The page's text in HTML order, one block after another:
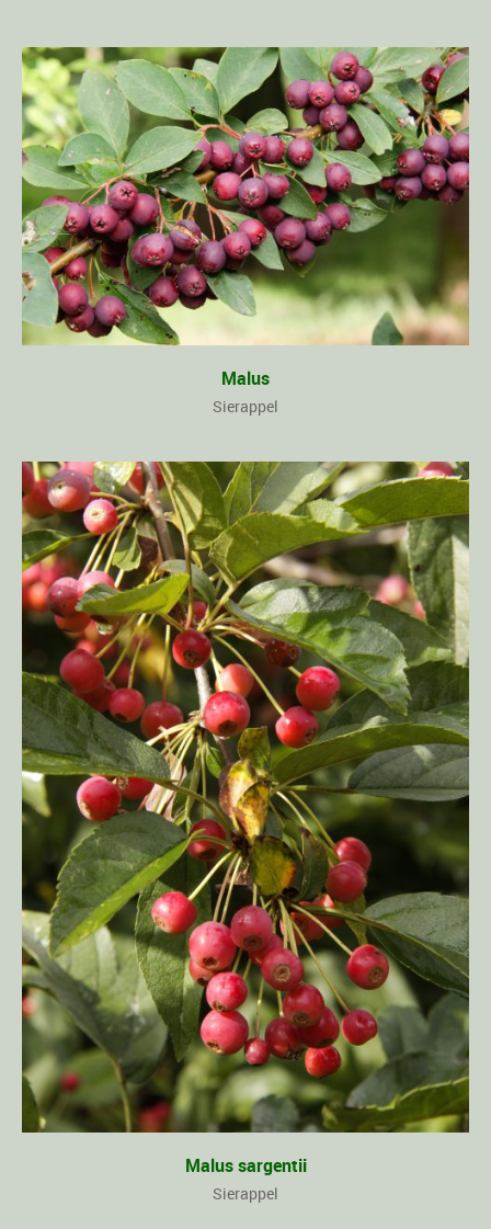
Malus
Sierappel
Malus sargentii
Sierappel